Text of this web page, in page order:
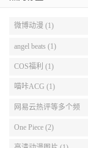
微博动漫 (1)
angel beats (1)
COS福利 (1)
喵咔ACG (1)
网易云热评等多个频
道。 (1)
One Piece (2)